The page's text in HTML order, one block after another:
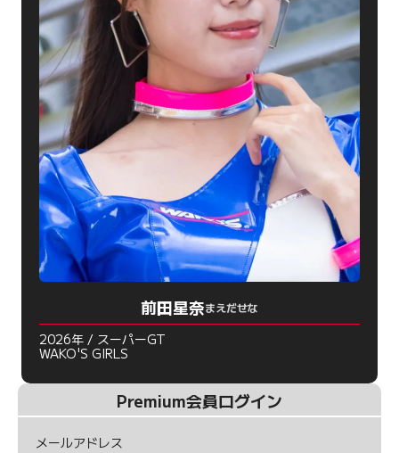
前田星奈まえだせな
2026年 / スーパーGT
WAKO'S GIRLS
Premium会員ログイン
メールアドレス